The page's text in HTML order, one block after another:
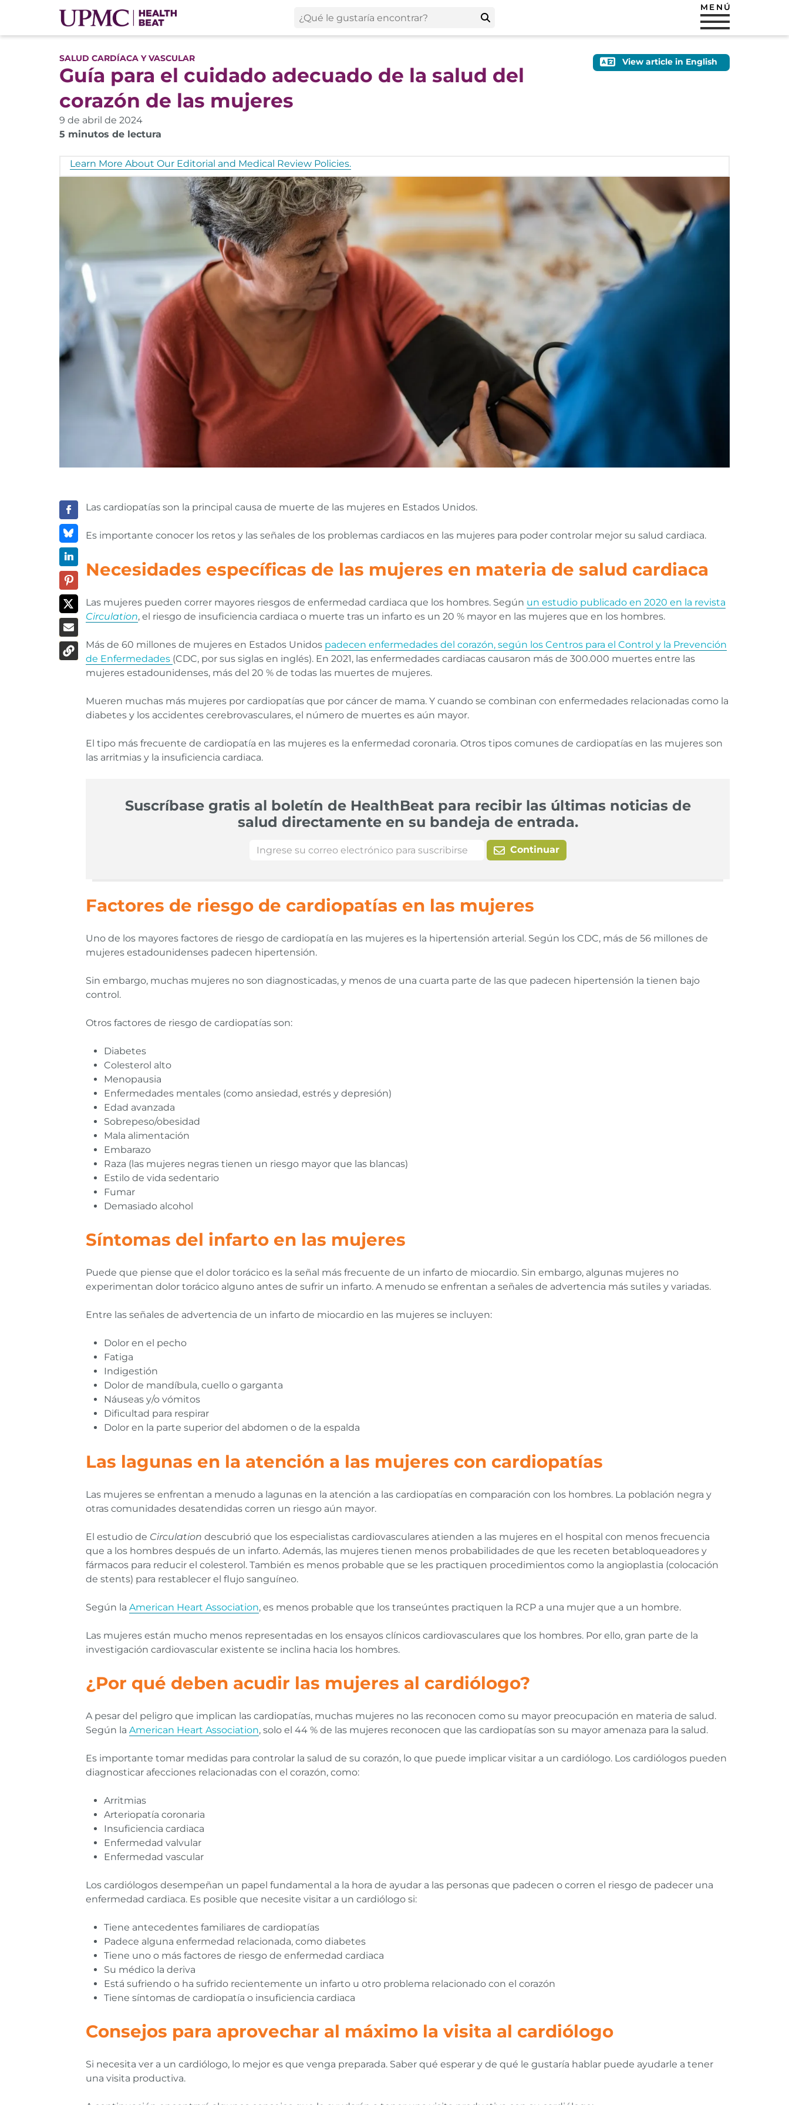
MENÚ
View article in English
SALUD CARDÍACA Y VASCULAR
Guía para el cuidado adecuado de la salud del
corazón de las mujeres
9 de abril de 2024
5 minutos de lectura
Learn More About Our Editorial and Medical Review Policies.
Las cardiopatías son la principal causa de muerte de las mujeres en Estados Unidos.
Es importante conocer los retos y las señales de los problemas cardiacos en las mujeres para poder controlar mejor su salud cardiaca.
Necesidades específicas de las mujeres en materia de salud cardiaca
Las mujeres pueden correr mayores riesgos de enfermedad cardiaca que los hombres. Según un estudio publicado en 2020 en la revista
Circulation, el riesgo de insuficiencia cardiaca o muerte tras un infarto es un 20 % mayor en las mujeres que en los hombres.
Más de 60 millones de mujeres en Estados Unidos padecen enfermedades del corazón, según los Centros para el Control y la Prevención
de Enfermedades (CDC, por sus siglas en inglés). En 2021, las enfermedades cardiacas causaron más de 300.000 muertes entre las
mujeres estadounidenses, más del 20 % de todas las muertes de mujeres.
Mueren muchas más mujeres por cardiopatías que por cáncer de mama. Y cuando se combinan con enfermedades relacionadas como la
diabetes y los accidentes cerebrovasculares, el número de muertes es aún mayor.
El tipo más frecuente de cardiopatía en las mujeres es la enfermedad coronaria. Otros tipos comunes de cardiopatías en las mujeres son
las arritmias y la insuficiencia cardiaca.
Suscríbase gratis al boletín de HealthBeat para recibir las últimas noticias de
salud directamente en su bandeja de entrada.
Continuar
Factores de riesgo de cardiopatías en las mujeres
Uno de los mayores factores de riesgo de cardiopatía en las mujeres es la hipertensión arterial. Según los CDC, más de 56 millones de
mujeres estadounidenses padecen hipertensión.
Sin embargo, muchas mujeres no son diagnosticadas, y menos de una cuarta parte de las que padecen hipertensión la tienen bajo
control.
Otros factores de riesgo de cardiopatías son:
Diabetes
Colesterol alto
Menopausia
Enfermedades mentales (como ansiedad, estrés y depresión)
Edad avanzada
Sobrepeso/obesidad
Mala alimentación
Embarazo
Raza (las mujeres negras tienen un riesgo mayor que las blancas)
Estilo de vida sedentario
Fumar
Demasiado alcohol
Síntomas del infarto en las mujeres
Puede que piense que el dolor torácico es la señal más frecuente de un infarto de miocardio. Sin embargo, algunas mujeres no
experimentan dolor torácico alguno antes de sufrir un infarto. A menudo se enfrentan a señales de advertencia más sutiles y variadas.
Entre las señales de advertencia de un infarto de miocardio en las mujeres se incluyen:
Dolor en el pecho
Fatiga
Indigestión
Dolor de mandíbula, cuello o garganta
Náuseas y/o vómitos
Dificultad para respirar
Dolor en la parte superior del abdomen o de la espalda
Las lagunas en la atención a las mujeres con cardiopatías
Las mujeres se enfrentan a menudo a lagunas en la atención a las cardiopatías en comparación con los hombres. La población negra y
otras comunidades desatendidas corren un riesgo aún mayor.
El estudio de Circulation descubrió que los especialistas cardiovasculares atienden a las mujeres en el hospital con menos frecuencia
que a los hombres después de un infarto. Además, las mujeres tienen menos probabilidades de que les receten betabloqueadores y
fármacos para reducir el colesterol. También es menos probable que se les practiquen procedimientos como la angioplastia (colocación
de stents) para restablecer el flujo sanguíneo.
Según la American Heart Association, es menos probable que los transeúntes practiquen la RCP a una mujer que a un hombre.
Las mujeres están mucho menos representadas en los ensayos clínicos cardiovasculares que los hombres. Por ello, gran parte de la
investigación cardiovascular existente se inclina hacia los hombres.
¿Por qué deben acudir las mujeres al cardiólogo?
A pesar del peligro que implican las cardiopatías, muchas mujeres no las reconocen como su mayor preocupación en materia de salud.
Según la American Heart Association, solo el 44 % de las mujeres reconocen que las cardiopatías son su mayor amenaza para la salud.
Es importante tomar medidas para controlar la salud de su corazón, lo que puede implicar visitar a un cardiólogo. Los cardiólogos pueden
diagnosticar afecciones relacionadas con el corazón, como:
Arritmias
Arteriopatía coronaria
Insuficiencia cardiaca
Enfermedad valvular
Enfermedad vascular
Los cardiólogos desempeñan un papel fundamental a la hora de ayudar a las personas que padecen o corren el riesgo de padecer una
enfermedad cardiaca. Es posible que necesite visitar a un cardiólogo si:
Tiene antecedentes familiares de cardiopatías
Padece alguna enfermedad relacionada, como diabetes
Tiene uno o más factores de riesgo de enfermedad cardiaca
Su médico la deriva
Está sufriendo o ha sufrido recientemente un infarto u otro problema relacionado con el corazón
Tiene síntomas de cardiopatía o insuficiencia cardiaca
Consejos para aprovechar al máximo la visita al cardiólogo
Si necesita ver a un cardiólogo, lo mejor es que venga preparada. Saber qué esperar y de qué le gustaría hablar puede ayudarle a tener
una visita productiva.